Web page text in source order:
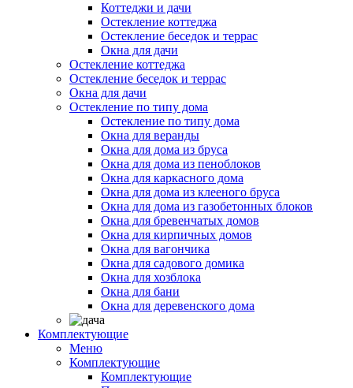
Коттеджи и дачи
Остекление коттеджа
Остекление беседок и террас
Окна для дачи
Остекление коттеджа
Остекление беседок и террас
Окна для дачи
Остекление по типу дома
Остекление по типу дома
Окна для веранды
Окна для дома из бруса
Окна для дома из пеноблоков
Окна для каркасного дома
Окна для дома из клееного бруса
Окна для дома из газобетонных блоков
Окна для бревенчатых домов
Окна для кирпичных домов
Окна для вагончика
Окна для садового домика
Окна для хозблока
Окна для бани
Окна для деревенского дома
Комплектующие
Меню
Комплектующие
Комплектующие